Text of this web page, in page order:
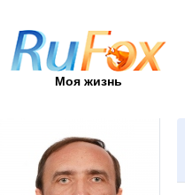
Моя жизнь